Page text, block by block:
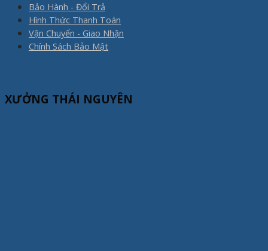
Bảo Hành - Đổi Trả
Hình Thức Thanh Toán
Vận Chuyển - Giao Nhận
Chính Sách Bảo Mật
XƯỞNG THÁI NGUYÊN